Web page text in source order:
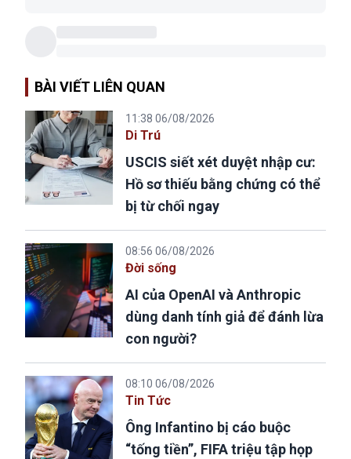
BÀI VIẾT LIÊN QUAN
11:38 06/08/2026
Di Trú
USCIS siết xét duyệt nhập cư:
Hồ sơ thiếu bằng chứng có thể
bị từ chối ngay
08:56 06/08/2026
Đời sống
AI của OpenAI và Anthropic
dùng danh tính giả để đánh lừa
con người?
08:10 06/08/2026
Tin Tức
Ông Infantino bị cáo buộc
“tống tiền”, FIFA triệu tập họp